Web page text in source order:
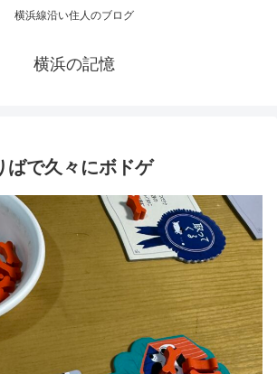
横浜線沿い住人のブログ
横浜の記憶
で久々にボドゲ